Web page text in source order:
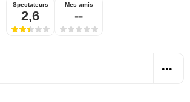
Spectateurs
2,6
Mes amis
--